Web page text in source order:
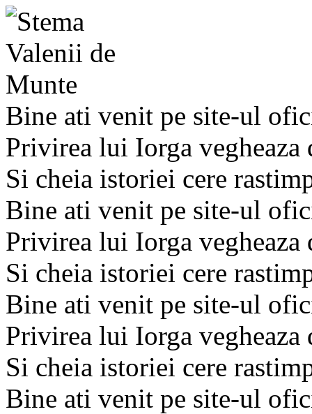
Bine ati venit pe site-ul
Privirea lui Iorga
Si cheia istoriei cere
Bine ati venit pe site-ul
Privirea lui Iorga
Si cheia istoriei cere
Bine ati venit pe site-ul
Privirea lui Iorga
Si cheia istoriei cere
Bine ati venit pe site-ul